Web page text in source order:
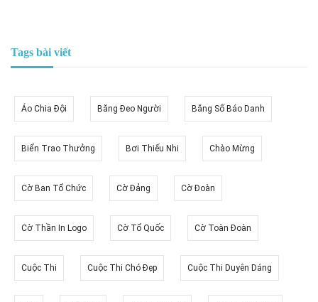
Tags bài viết
Áo Chia Đội Băng Đeo Người Băng Số Báo Danh
Biển Trao Thưởng Bơi Thiếu Nhi Chào Mừng
Cờ Ban Tổ Chức Cờ Đảng Cờ Đoàn
Cờ Thần In Logo Cờ Tổ Quốc Cờ Toàn Đoàn
Cuộc Thi Cuộc Thi Chó Đẹp Cuộc Thi Duyên Dáng